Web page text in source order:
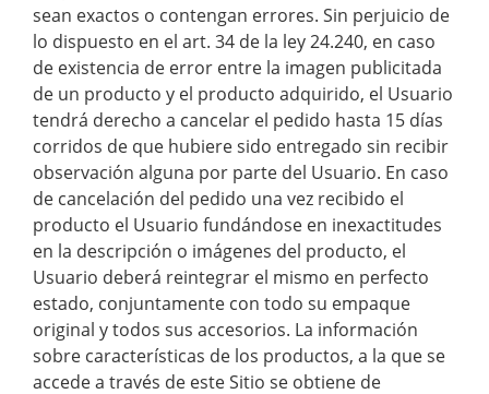
sean exactos o contengan errores. Sin perjuicio de
lo dispuesto en el art. 34 de la ley 24.240, en caso
de existencia de error entre la imagen publicitada
de un producto y el producto adquirido, el Usuario
tendrá derecho a cancelar el pedido hasta 15 días
corridos de que hubiere sido entregado sin recibir
observación alguna por parte del Usuario. En caso
de cancelación del pedido una vez recibido el
producto el Usuario fundándose en inexactitudes
en la descripción o imágenes del producto, el
Usuario deberá reintegrar el mismo en perfecto
estado, conjuntamente con todo su empaque
original y todos sus accesorios. La información
sobre características de los productos, a la que se
accede a través de este Sitio se obtiene de